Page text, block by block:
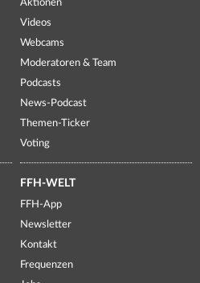
Aktionen
Videos
Webcams
Moderatoren & Team
Podcasts
News-Podcast
Themen-Ticker
Voting
FFH-WELT
FFH-App
Newsletter
Kontakt
Frequenzen